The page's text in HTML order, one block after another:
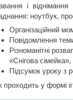
і
ноутбук,
Організаційний
Повідомлення
Різноманітні
«Снігова сімейка»,
Підсумок уроку з
проходить у формі